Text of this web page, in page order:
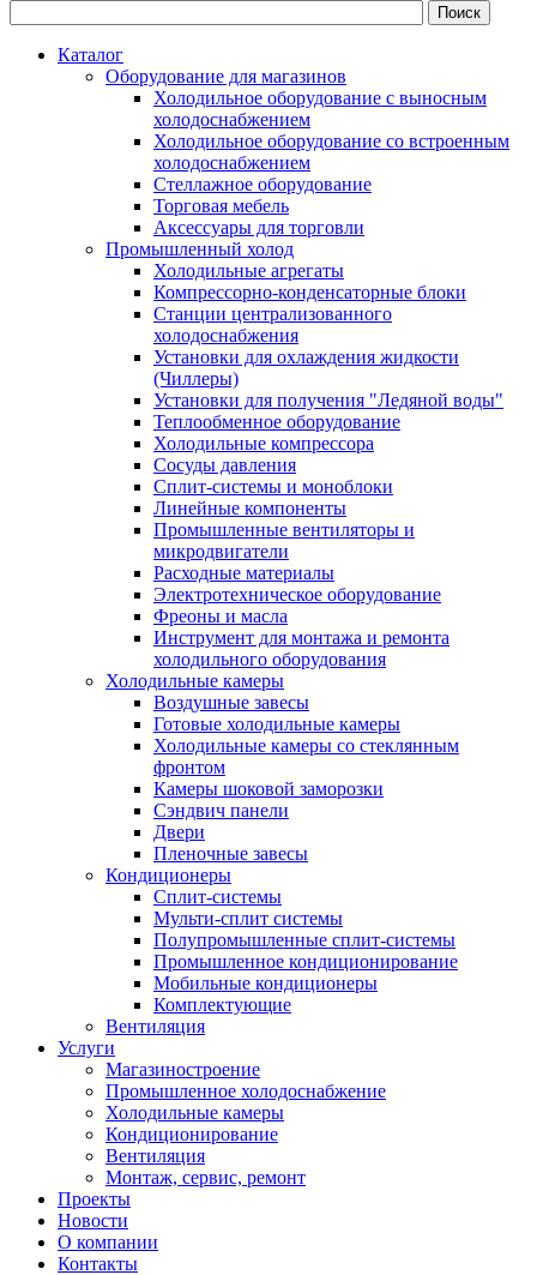
Каталог
Оборудование для магазинов
Холодильное оборудование с выносным
холодоснабжением
Холодильное оборудование со встроенным
холодоснабжением
Стеллажное оборудование
Торговая мебель
Аксессуары для торговли
Промышленный холод
Холодильные агрегаты
Компрессорно-конденсаторные блоки
Станции централизованного
холодоснабжения
Установки для охлаждения жидкости
(Чиллеры)
Установки для получения "Ледяной воды"
Теплообменное оборудование
Холодильные компрессора
Сосуды давления
Cплит-системы и моноблоки
Линейные компоненты
Промышленные вентиляторы и
микродвигатели
Расходные материалы
Электротехническое оборудование
Фреоны и масла
Инструмент для монтажа и ремонта
холодильного оборудования
Холодильные камеры
Воздушные завесы
Готовые холодильные камеры
Холодильные камеры со стеклянным
фронтом
Камеры шоковой заморозки
Сэндвич панели
Двери
Пленочные завесы
Кондиционеры
Сплит-системы
Мульти-сплит системы
Полупромышленные сплит-системы
Промышленное кондиционирование
Мобильные кондиционеры
Комплектующие
Вентиляция
Услуги
Магазиностроение
Промышленное холодоснабжение
Холодильные камеры
Кондиционирование
Вентиляция
Монтаж, сервис, ремонт
Проекты
Новости
О компании
Контакты